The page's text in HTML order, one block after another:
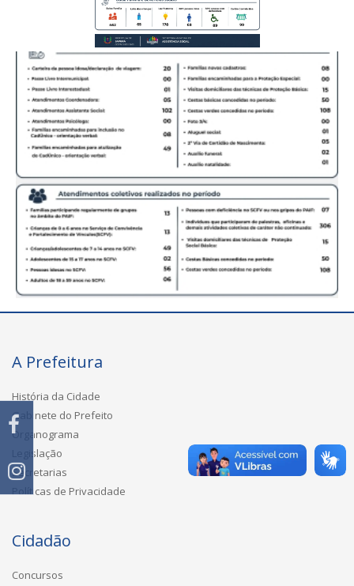
A Prefeitura
História da Cidade
Gabinete do Prefeito
Organograma
Legislação
Secretarias
Políticas de Privacidade
Cidadão
Concursos